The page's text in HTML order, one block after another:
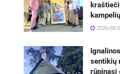
kampelių
2026-08-
sentikių
rūpinasi